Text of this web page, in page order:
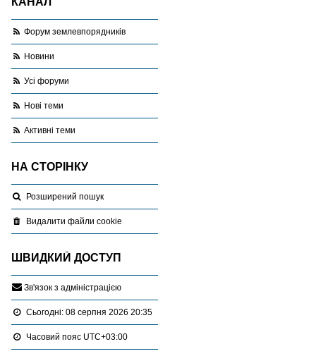
Форум землевпорядників
Новини
Усі форуми
Нові теми
Активні теми
НА СТОРІНКУ
Розширений пошук
Видалити файли cookie
ШВИДКИЙ ДОСТУП
Зв'язок з адміністрацією
Сьогодні: 08 серпня 2026 20:35
Часовий пояс UTC+03:00